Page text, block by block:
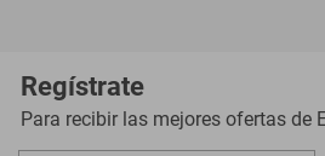
Regístrate
Para recibir las mejores ofertas de